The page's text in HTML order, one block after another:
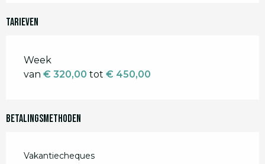
Tarieven
Tarieven 2026
Week
van € 320,00 tot € 450,00
Betalingsmethoden
Vakantiecheques